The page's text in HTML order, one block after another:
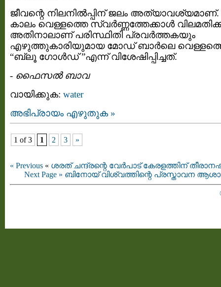
ജീവന്റെ നിലനില്‍പ്പിന് ജലം
കാലം വെള്ളത്തെ സ്വര്‍ണ്ണത്തേക്കാള്‍
അതിനാലാണ് പരിസ്ഥിതി പ്രവര്‍ത്തകയും
എഴുത്തുകാരിയുമായ മോഡ് ബാര്‍ലെ
“ബ്ലൂ ഗോള്‍ഡ്‌ ”എന്ന് വിശേഷിപ്പിച്ചത്.
- ഫൈസല്‍ ബാവ
വായിക്കുക: water
അഭിപ്രായം എഴുതുക »
1 of 3 1 2 3 »
« Previous « ശരത് ചന്ദ്രന്റെ വേര്‍പാട്‌ കേരളത്തിന്
Next Page » ബിനോയ്‌ വിശ്വത്തിന്റെ പ്രസ്താവന